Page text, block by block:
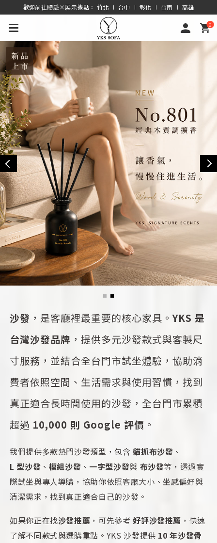
歡迎前往體驗×展示據點： 竹北 ∣ 台中 ∣ 彰化 ∣ 台南 ∣ 高雄
0
沙發 ，是客廳裡最重要的核心家具。YKS 是
台灣沙發品牌 ，提供多元沙發款式與客製尺
寸服務，並結合全台門市試坐體驗，協助消
費者依照空間、生活需求與使用習慣，找到
真正適合長時間使用的沙發，全台門市累積
超過 10,000 則 Google 評價 。
我們提供多款熱門沙發類型，包含貓抓布沙發 、
L 型沙發 、 模組沙發 、 一字型沙發與 布沙發等，透過實
際試坐與專人導購，協助你依照客廳大小、坐感偏好與
清潔需求，找到真正適合自己的沙發。
如果你正在找沙發推薦 ，可先參考好評沙發推薦 ，快速
了解不同款式與選購重點。YKS 沙發提供 10 年沙發骨